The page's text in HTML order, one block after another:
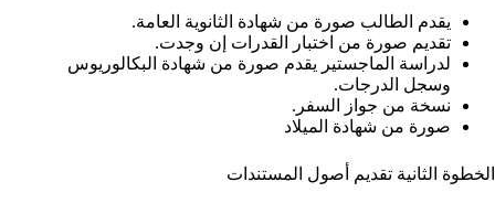
يقدم الطالب صورة من شهادة الثانوية العامة.
تقديم صورة من اختبار القدرات إن وجدت.
لدراسة الماجستير يقدم صورة من شهادة البكالوريوس
وسجل الدرجات.
نسخة من جواز السفر.
صورة من شهادة الميلاد
الخطوة الثانية تقديم أصول المستندات